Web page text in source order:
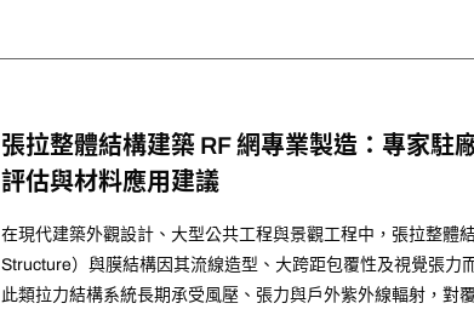
張拉整體結構建築 RF 網專業製造：專家駐
評估與材料應用建議
在現代建築外觀設計、大型公共工程與景觀工程中，張拉整體
Structure）與膜結構因其流線造型、大跨距包覆性及視覺張力
此類拉力結構系統長期承受風壓、張力與戶外紫外線輻射，對